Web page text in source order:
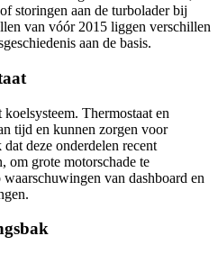
storingen aan de turbolader bij
van vóór 2015 liggen verschillen
aan de basis.
Thermostaat en
tijd en kunnen zorgen voor
deze onderdelen recent
om grote motorschade te
van dashboard en